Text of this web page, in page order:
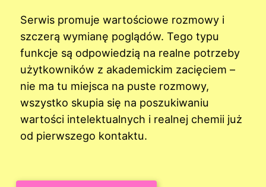
Serwis promuje wartościowe rozmowy i
szczerą wymianę poglądów. Tego typu
funkcje są odpowiedzią na realne potrzeby
użytkowników z akademickim zacięciem –
nie ma tu miejsca na puste rozmowy,
wszystko skupia się na poszukiwaniu
wartości intelektualnych i realnej chemii już
od pierwszego kontaktu.